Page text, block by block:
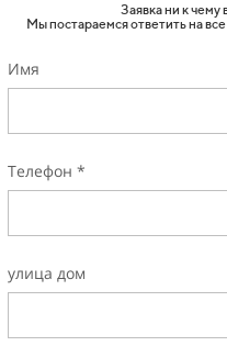
Заявка ни к чему
Мы постараемся ответить на
Имя
Телефон *
улица дом